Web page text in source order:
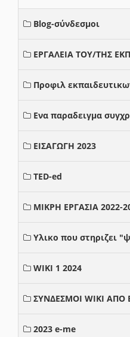
Blog-σύνδεσμοι
ΕΡΓΑΛΕΙΑ ΤΟΥ/ΤΗΣ
Προφιλ
Ενα παραδειγμα
ΕΙΣΑΓΩΓΗ 2023
TED-ed
ΜΙΚΡΗ ΕΡΓΑΣΙΑ 2022-
Υλικο που στηριζει
WIKI 1 2024
ΣΥΝΔΕΣΜΟΙ WIKI ΑΠΟ
2023 e-me